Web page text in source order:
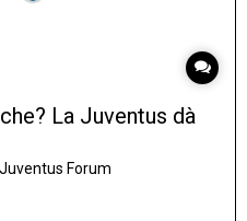
La Juventus dà
Juventus Forum